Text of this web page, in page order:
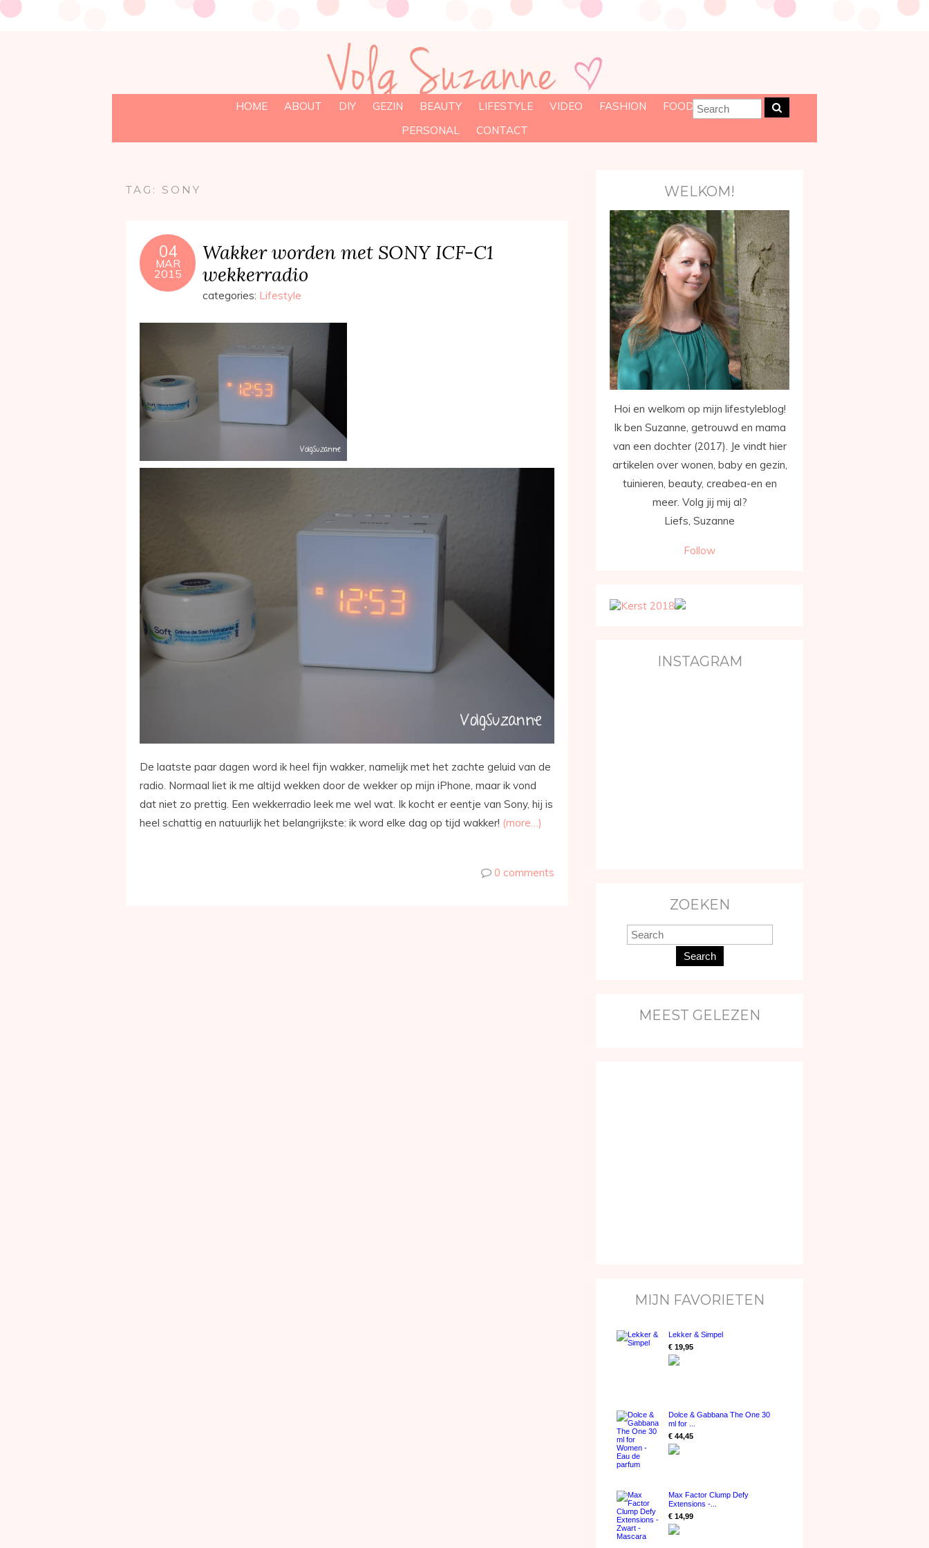
HOME ABOUT DIY GEZIN BEAUTY LIFESTYLE VIDEO FASHION
FOOD
PERSONAL
CONTACT
TAG: SONY
04
MAR
2015
Wakker worden met SONY ICF-C1
wekkerradio
categories: Lifestyle
De laatste paar dagen word ik heel fijn wakker, namelijk met het zachte geluid van de
radio. Normaal liet ik me altijd wekken door de wekker op mijn iPhone, maar ik vond
dat niet zo prettig. Een wekkerradio leek me wel wat. Ik kocht er eentje van Sony, hij is
heel schattig en natuurlijk het belangrijkste: ik word elke dag op tijd wakker! (more…)
0 comments
WELKOM!
Hoi en welkom op mijn lifestyleblog!
Ik ben Suzanne, getrouwd en mama
van een dochter (2017). Je vindt hier
artikelen over wonen, baby en gezin,
tuinieren, beauty, creabea-en en
meer. Volg jij mij al?
Liefs, Suzanne
Follow
INSTAGRAM
ZOEKEN
Search
MEEST GELEZEN
MIJN FAVORIETEN
Lekker & Simpel
€ 19,95
Dolce & Gabbana The One 30
ml for ...
€ 44,45
Max Factor Clump Defy
Extensions -...
€ 14,99